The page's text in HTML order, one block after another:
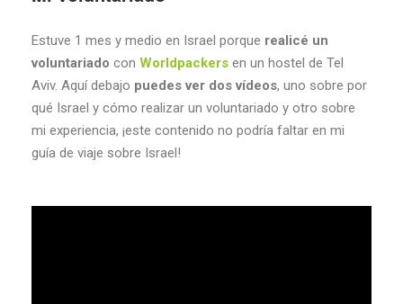
Estuve 1 mes y medio en Israel porque realicé un
voluntariado con Worldpackers en un hostel de Tel
Aviv. Aquí debajo puedes ver dos vídeos, uno sobre por
qué Israel y cómo realizar un voluntariado y otro sobre
mi experiencia, ¡este contenido no podría faltar en mi
guía de viaje sobre Israel!